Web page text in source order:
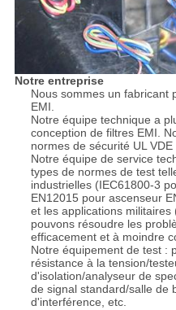
Notre entreprise
Nous sommes un fabricant
EMI.
Notre équipe technique a
conception de filtres EMI.
normes de sécurité UL VDE
Notre équipe de service
types de normes de test
industrielles (IEC61800-3
EN12015 pour ascenseur
et les applications militaires
pouvons résoudre les
efficacement et à moindre
Notre équipement de test :
résistance à la tension/
d'isolation/analyseur de
de signal standard/salle de
d'interférence, etc.